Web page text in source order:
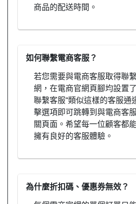
商品的配送時間。
如何聯繫電商客服？
若您需要與電商客服取得聯
網，在電商官網頁腳均設置了
聯繫客服“類似這樣的客服通
擊選項即可跳轉到與電商客
關頁面。希望每一位顧客都
擁有良好的客服體驗。
為什麼折扣碼、優惠券無效？